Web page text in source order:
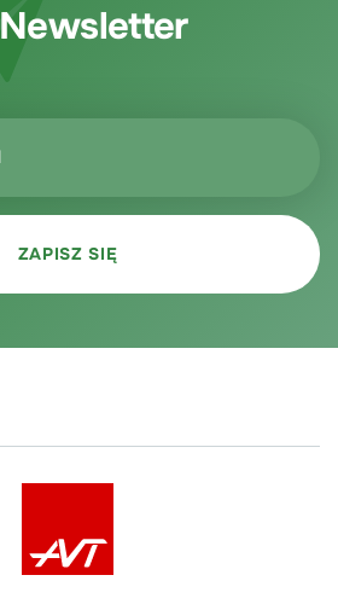
Newsletter